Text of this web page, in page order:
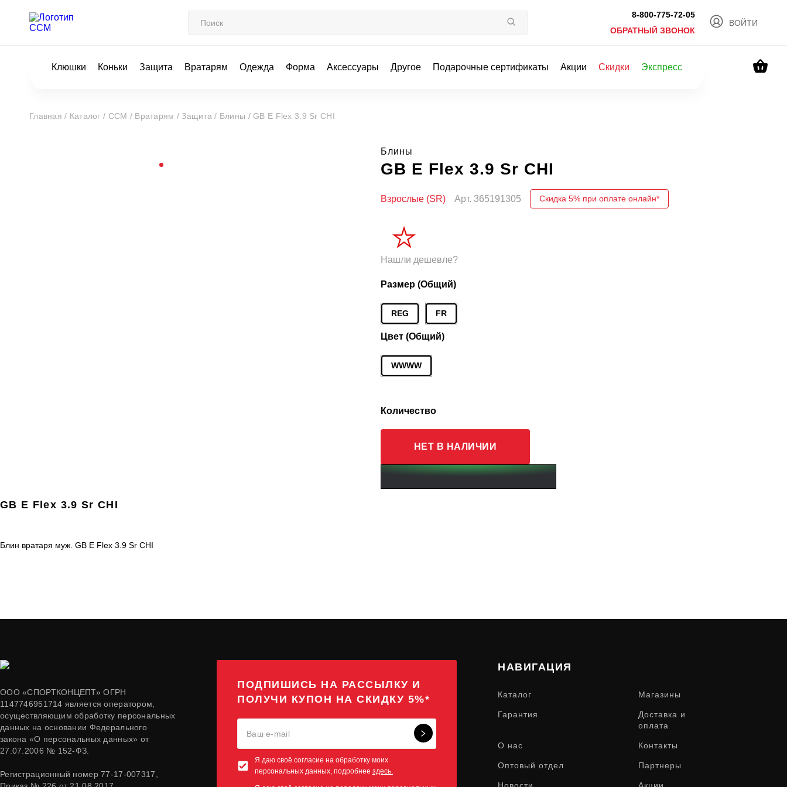
8-800-775-72-05
ОБРАТНЫЙ ЗВОНОК
ВОЙТИ
Клюшки Коньки Защита Вратарям Одежда Форма Аксессуары Другое Подарочные сертификаты Акции Скидки Экспресс
Главная / Каталог / CCM / Вратарям / Защита / Блины / GB E Flex 3.9 Sr CHI
Блины
GB E Flex 3.9 Sr CHI
Взрослые (SR) Арт. 365191305 Скидка 5% при оплате онлайн*
Нашли дешевле?
Размер (Общий)
REG FR
Цвет (Общий)
WWWW
Количество
НЕТ В НАЛИЧИИ
GB E Flex 3.9 Sr CHI
Блин вратаря муж. GB E Flex 3.9 Sr CHI
ООО «СПОРТКОНЦЕПТ» ОГРН
1147746951714 является оператором,
осуществляющим обработку персональных
данных на основании Федерального
закона «О персональных данных» от
27.07.2006 № 152-ФЗ.
Регистрационный номер 77-17-007317,
ПОДПИШИСЬ НА РАССЫЛКУ И
ПОЛУЧИ КУПОН НА СКИДКУ 5%*
Я даю своё согласие на обработку моих
персональных данных, подробнее здесь.
НАВИГАЦИЯ
Каталог Магазины
Гарантия
Доставка и
оплата
О нас Контакты
Оптовый отдел Партнеры